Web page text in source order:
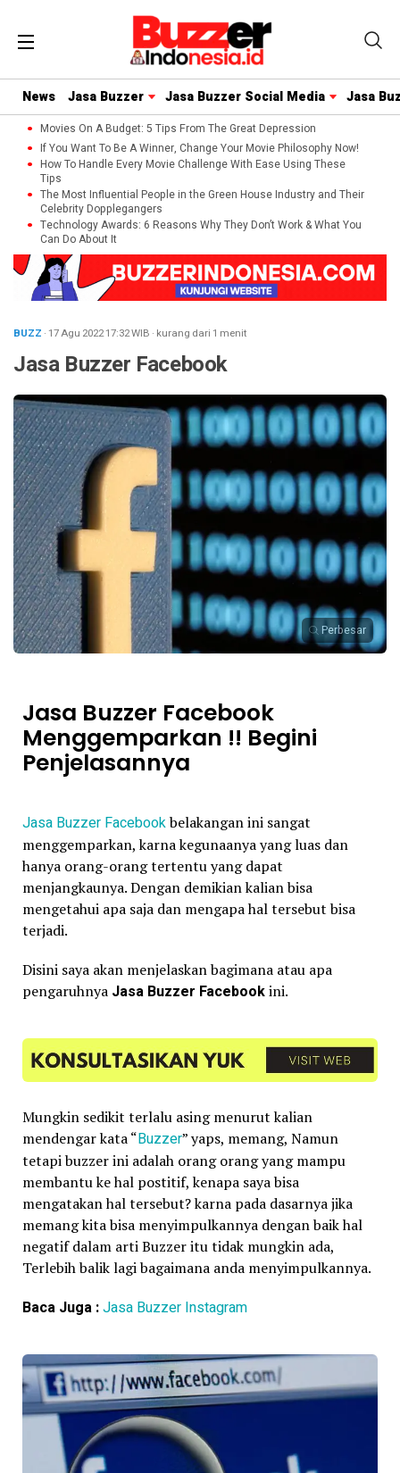
News Jasa Buzzer Jasa Buzzer Social Media Jasa
Movies On A Budget: 5 Tips From The Great Depression
If You Want To Be A Winner, Change Your Movie Philosophy Now!
How To Handle Every Movie Challenge With Ease Using These
Tips
The Most Influential People in the Green House Industry and Their
Celebrity Dopplegangers
Technology Awards: 6 Reasons Why They Don’t Work & What You
Can Do About It
BUZZ · 17 Agu 202217:32WIB · kurang dari 1 menit
Jasa Buzzer Facebook
Perbesar
Jasa Buzzer Facebook
Menggemparkan !! Begini
Penjelasannya
Jasa Buzzer Facebookbelakangan ini sangat
menggemparkan, karna kegunaanya yang luas dan
hanya orang-orang tertentu yang dapat
menjangkaunya. Dengan demikian kalian bisa
mengetahui apa saja dan mengapa hal tersebut bisa
terjadi.
Disini saya akan menjelaskan bagimana atau apa
pengaruhnya Jasa Buzzer Facebookini.
Mungkin sedikit terlalu asing menurut kalian
mendengar kata “Buzzer” yaps, memang, Namun
tetapi buzzer ini adalah orang orang yang mampu
membantu ke hal postitif, kenapa saya bisa
mengatakan hal tersebut? karna pada dasarnya jika
memang kita bisa menyimpulkannya dengan baik hal
negatif dalam arti Buzzer itu tidak mungkin ada,
Terlebih balik lagi bagaimana anda menyimpulkannya.
Baca Juga :Jasa Buzzer Instagram